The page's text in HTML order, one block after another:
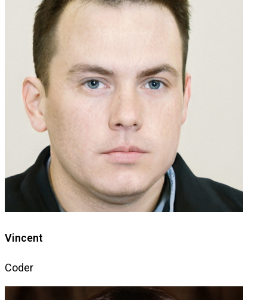
Vincent
Coder